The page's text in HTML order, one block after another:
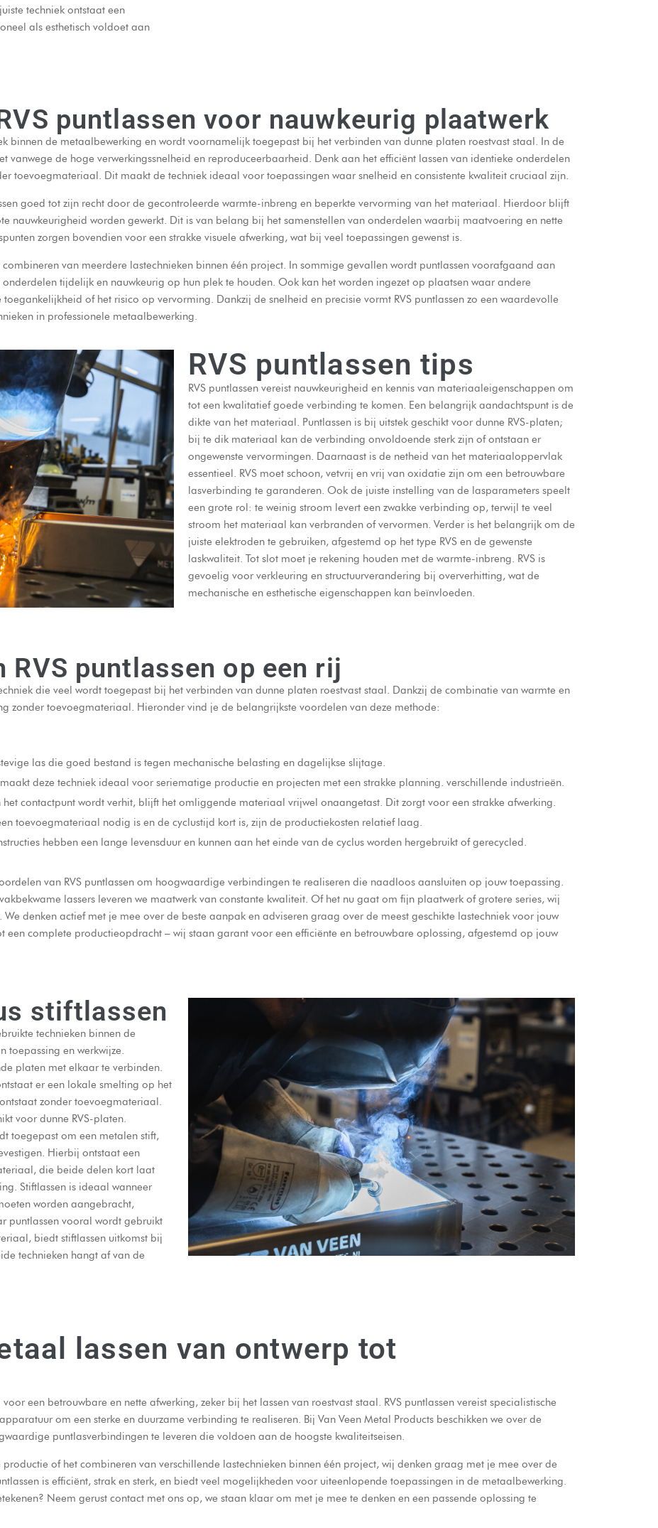
techniek ontstaat een
als esthetisch voldoet aan
puntlassen voor nauwkeurig plaatwerk
binnen de metaalbewerking en wordt voornamelijk toegepast bij het verbinden van dunne platen roestvast staal. In de
vanwege de hoge verwerkingssnelheid en reproduceerbaarheid. Denk aan het efficiënt lassen van identieke onderdelen
toevoegmateriaal. Dit maakt de techniek ideaal voor toepassingen waar snelheid en consistente kwaliteit cruciaal zijn.
goed tot zijn recht door de gecontroleerde warmte-inbreng en beperkte vervorming van het materiaal. Hierdoor blijft
nauwkeurigheid worden gewerkt. Dit is van belang bij het samenstellen van onderdelen waarbij maatvoering en nette
zorgen bovendien voor een strakke visuele afwerking, wat bij veel toepassingen gewenst is.
van meerdere lastechnieken binnen één project. In sommige gevallen wordt puntlassen voorafgaand aan
tijdelijk en nauwkeurig op hun plek te houden. Ook kan het worden ingezet op plaatsen waar andere
of het risico op vervorming. Dankzij de snelheid en precisie vormt RVS puntlassen zo een waardevolle
in professionele metaalbewerking.
RVS puntlassen tips
RVS puntlassen vereist nauwkeurigheid en kennis van materiaaleigenschappen om
tot een kwalitatief goede verbinding te komen. Een belangrijk aandachtspunt is de
dikte van het materiaal. Puntlassen is bij uitstek geschikt voor dunne RVS-platen;
bij te dik materiaal kan de verbinding onvoldoende sterk zijn of ontstaan er
ongewenste vervormingen. Daarnaast is de netheid van het materiaaloppervlak
essentieel. RVS moet schoon, vetvrij en vrij van oxidatie zijn om een betrouwbare
lasverbinding te garanderen. Ook de juiste instelling van de lasparameters speelt
een grote rol: te weinig stroom levert een zwakke verbinding op, terwijl te veel
stroom het materiaal kan verbranden of vervormen. Verder is het belangrijk om de
juiste elektroden te gebruiken, afgestemd op het type RVS en de gewenste
laskwaliteit. Tot slot moet je rekening houden met de warmte-inbreng. RVS is
gevoelig voor verkleuring en structuurverandering bij oververhitting, wat de
mechanische en esthetische eigenschappen kan beïnvloeden.
RVS puntlassen op een rij
die veel wordt toegepast bij het verbinden van dunne platen roestvast staal. Dankzij de combinatie van warmte en
zonder toevoegmateriaal. Hieronder vind je de belangrijkste voordelen van deze methode:
las die goed bestand is tegen mechanische belasting en dagelijkse slijtage.
deze techniek ideaal voor seriematige productie en projecten met een strakke planning. verschillende industrieën.
contactpunt wordt verhit, blijft het omliggende materiaal vrijwel onaangetast. Dit zorgt voor een strakke afwerking.
toevoegmateriaal nodig is en de cyclustijd kort is, zijn de productiekosten relatief laag.
hebben een lange levensduur en kunnen aan het einde van de cyclus worden hergebruikt of gerecycled.
van RVS puntlassen om hoogwaardige verbindingen te realiseren die naadloos aansluiten op jouw toepassing.
lassers leveren we maatwerk van constante kwaliteit. Of het nu gaat om fijn plaatwerk of grotere series, wij
denken actief met je mee over de beste aanpak en adviseren graag over de meest geschikte lastechniek voor jouw
een complete productieopdracht – wij staan garant voor een efficiënte en betrouwbare oplossing, afgestemd op jouw
stiftlassen
technieken binnen de
toepassing en werkwijze.
platen met elkaar te verbinden.
er een lokale smelting op het
zonder toevoegmateriaal.
voor dunne RVS-platen.
toegepast om een metalen stift,
Hierbij ontstaat een
die beide delen kort laat
Stiftlassen is ideaal wanneer
worden aangebracht,
puntlassen vooral wordt gebruikt
biedt stiftlassen uitkomst bij
technieken hangt af van de
lassen van ontwerp tot
een betrouwbare en nette afwerking, zeker bij het lassen van roestvast staal. RVS puntlassen vereist specialistische
om een sterke en duurzame verbinding te realiseren. Bij Van Veen Metal Products beschikken we over de
puntlasverbindingen te leveren die voldoen aan de hoogste kwaliteitseisen.
of het combineren van verschillende lastechnieken binnen één project, wij denken graag met je mee over de
is efficiënt, strak en sterk, en biedt veel mogelijkheden voor uiteenlopende toepassingen in de metaalbewerking.
Neem gerust contact met ons op, we staan klaar om met je mee te denken en een passende oplossing te